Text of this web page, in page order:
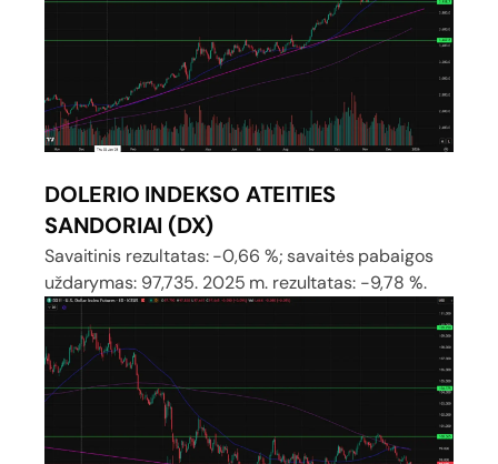
DOLERIO INDEKSO ATEITIES
SANDORIAI (DX)
Savaitinis rezultatas: -0,66 %; savaitės pabaigos
uždarymas: 97,735. 2025 m. rezultatas: -9,78 %.